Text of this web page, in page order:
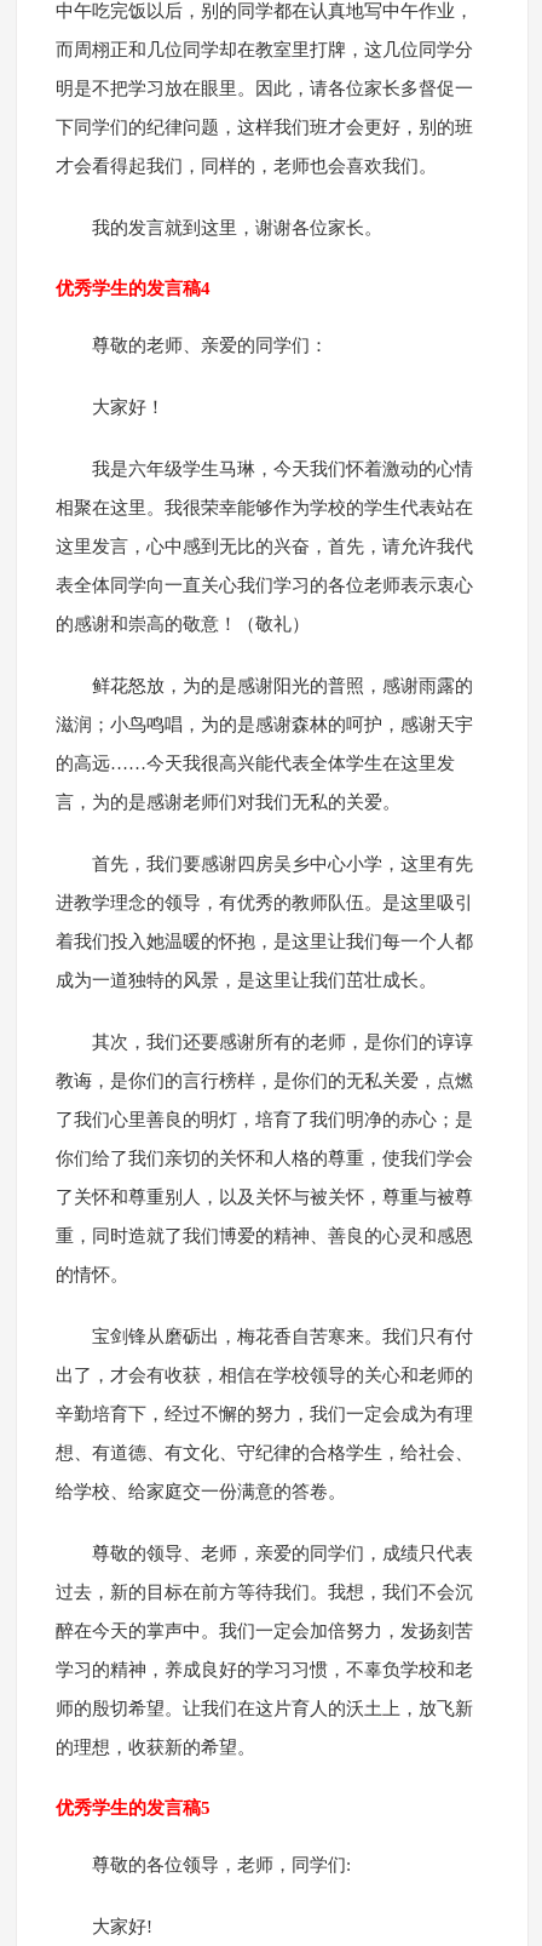
中午吃完饭以后，别的同学都在认真地写中午作业，
而周栩正和几位同学却在教室里打牌，这几位同学分
明是不把学习放在眼里。因此，请各位家长多督促一
下同学们的纪律问题，这样我们班才会更好，别的班
才会看得起我们，同样的，老师也会喜欢我们。
我的发言就到这里，谢谢各位家长。
优秀学生的发言稿4
尊敬的老师、亲爱的同学们：
大家好！
我是六年级学生马琳，今天我们怀着激动的心情
相聚在这里。我很荣幸能够作为学校的学生代表站在
这里发言，心中感到无比的兴奋，首先，请允许我代
表全体同学向一直关心我们学习的各位老师表示衷心
的感谢和崇高的敬意！（敬礼）
鲜花怒放，为的是感谢阳光的普照，感谢雨露的
滋润；小鸟鸣唱，为的是感谢森林的呵护，感谢天宇
的高远……今天我很高兴能代表全体学生在这里发
言，为的是感谢老师们对我们无私的关爱。
首先，我们要感谢四房吴乡中心小学，这里有先
进教学理念的领导，有优秀的教师队伍。是这里吸引
着我们投入她温暖的怀抱，是这里让我们每一个人都
成为一道独特的风景，是这里让我们茁壮成长。
其次，我们还要感谢所有的老师，是你们的谆谆
教诲，是你们的言行榜样，是你们的无私关爱，点燃
了我们心里善良的明灯，培育了我们明净的赤心；是
你们给了我们亲切的关怀和人格的尊重，使我们学会
了关怀和尊重别人，以及关怀与被关怀，尊重与被尊
重，同时造就了我们博爱的精神、善良的心灵和感恩
的情怀。
宝剑锋从磨砺出，梅花香自苦寒来。我们只有付
出了，才会有收获，相信在学校领导的关心和老师的
辛勤培育下，经过不懈的努力，我们一定会成为有理
想、有道德、有文化、守纪律的合格学生，给社会、
给学校、给家庭交一份满意的答卷。
尊敬的领导、老师，亲爱的同学们，成绩只代表
过去，新的目标在前方等待我们。我想，我们不会沉
醉在今天的掌声中。我们一定会加倍努力，发扬刻苦
学习的精神，养成良好的学习习惯，不辜负学校和老
师的殷切希望。让我们在这片育人的沃土上，放飞新
的理想，收获新的希望。
优秀学生的发言稿5
尊敬的各位领导，老师，同学们:
大家好!